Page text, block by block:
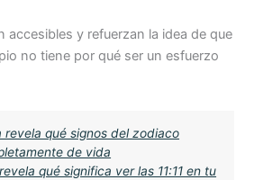
accesibles y refuerzan la idea de que
no tiene por qué ser un esfuerzo
revela qué signos del zodiaco
de vida
qué significa ver las 11:11 en tu